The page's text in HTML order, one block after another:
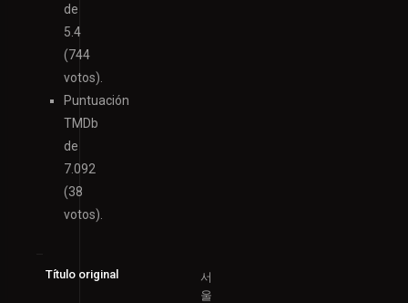
de
5.4
(744
votos).
Puntuación
TMDb
de
7.092
(38
votos).
Título original
서
울